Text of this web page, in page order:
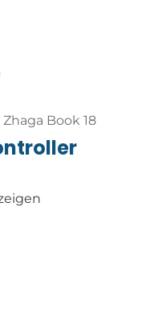
Book 18